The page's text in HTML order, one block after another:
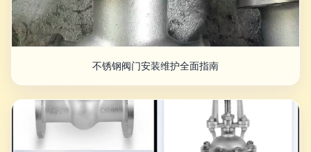
不锈钢阀门安装维护全面指南